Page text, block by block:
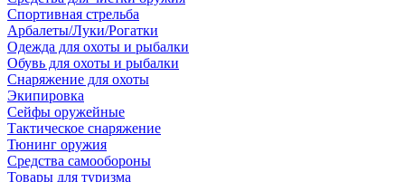
Спортивная стрельба
Арбалеты/Луки/Рогатки
Одежда для охоты и рыбалки
Обувь для охоты и рыбалки
Снаряжение для охоты
Экипировка
Сейфы оружейные
Тактическое снаряжение
Тюнинг оружия
Средства самообороны
Товары для туризма